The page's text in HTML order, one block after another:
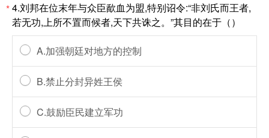
*4.刘邦在位末年与众臣歃血为盟,特别诏令:“非刘氏而王者,
若无功,上所不置而候者,天下共诛之。”其目的在于（）
A.加强朝廷对地方的控制
B.禁止分封异姓王侯
C.鼓励臣民建立军功